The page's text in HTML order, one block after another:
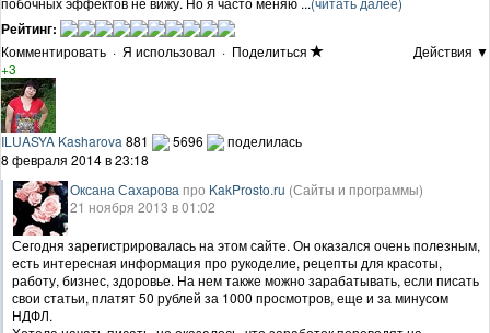
Рейтинг:
Комментировать · Я использовал · Поделиться
Действия ▼
+3
ILUASYA Kasharova 881 5696
поделилась
8 февраля 2014 в 23:18
Оксана Сахарова про KakProsto.ru (Сайты и программы)
21 ноября 2013 в 01:02
Сегодня зарегистрировалась на этом сайте. Он оказался очень полезным,
есть интересная информация про рукоделие, рецепты для красоты,
работу, бизнес, здоровье. На нем также можно зарабатывать, если писать
свои статьи, платят 50 рублей за 1000 просмотров, еще и за минусом
НДФЛ.